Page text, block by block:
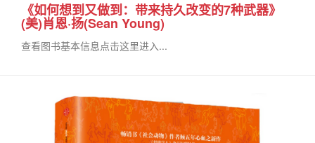
《如何想到又做到：带来持久改变的7种武器》
(美)肖恩·扬(Sean Young)
查看图书基本信息点击这里进入...